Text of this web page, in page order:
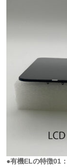
●有機ELの特徴01